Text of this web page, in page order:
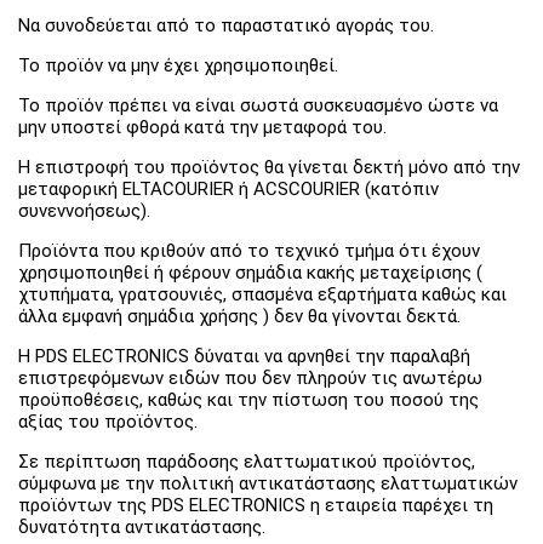
Να συνοδεύεται από το παραστατικό αγοράς του.
Το προϊόν να μην έχει χρησιμοποιηθεί.
Το προϊόν πρέπει να είναι σωστά συσκευασμένο ώστε να
μην υποστεί φθορά κατά την μεταφορά του.
Η επιστροφή του προϊόντος θα γίνεται δεκτή μόνο από την
μεταφορική ELTACOURIER ή ACSCOURIER (κατόπιν
συνεννοήσεως).
Προϊόντα που κριθούν από το τεχνικό τμήμα ότι έχουν
χρησιμοποιηθεί ή φέρουν σημάδια κακής μεταχείρισης (
χτυπήματα, γρατσουνιές, σπασμένα εξαρτήματα καθώς και
άλλα εμφανή σημάδια χρήσης ) δεν θα γίνονται δεκτά.
H PDS ELECTRONICS δύναται να αρνηθεί την παραλαβή
επιστρεφόμενων ειδών που δεν πληρούν τις ανωτέρω
προϋποθέσεις, καθώς και την πίστωση του ποσού της
αξίας του προϊόντος.
Σε περίπτωση παράδοσης ελαττωματικού προϊόντος,
σύμφωνα με την πολιτική αντικατάστασης ελαττωματικών
προϊόντων της PDS ELECTRONICS η εταιρεία παρέχει τη
δυνατότητα αντικατάστασης.